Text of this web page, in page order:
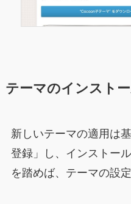
テーマのインスト
新しいテーマの適用は
登録」し、インストー
を踏めば、テーマの設